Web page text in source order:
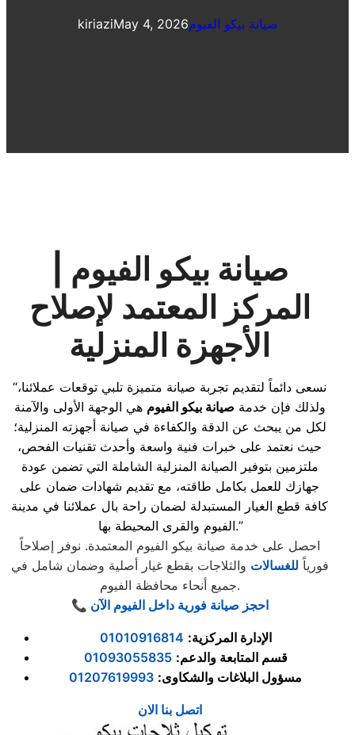
kiriaziMay 4, 2026صيانة بيكو الفيوم
صيانة بيكو الفيوم |
المركز المعتمد لإصلاح
الأجهزة المنزلية
“نسعى دائماً لتقديم تجربة صيانة متميزة تلبي توقعات عملائنا،
ولذلك فإن خدمة صيانة بيكو الفيوم هي الوجهة الأولى والآمنة
لكل من يبحث عن الدقة والكفاءة في صيانة أجهزته المنزلية؛
حيث نعتمد على خبرات فنية واسعة وأحدث تقنيات الفحص،
ملتزمين بتوفير الصيانة المنزلية الشاملة التي تضمن عودة
جهازك للعمل بكامل طاقته، مع تقديم شهادات ضمان على
كافة قطع الغيار المستبدلة لضمان راحة بال عملائنا في مدينة
الفيوم والقرى المحيطة بها.”
احصل على خدمة صيانة بيكو الفيوم المعتمدة. نوفر إصلاحاً
فورياً للغسالات والثلاجات بقطع غيار أصلية وضمان شامل في
جميع أنحاء محافظة الفيوم.
📞 احجز صيانة فورية داخل الفيوم الآن
الإدارة المركزية:
01010916814
قسم المتابعة والدعم:
01093055835
مسؤول البلاغات والشكاوى:
01207619993
اتصل بنا الان